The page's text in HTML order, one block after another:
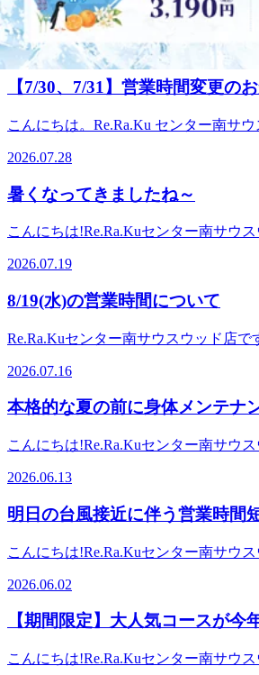
最近のブログ
【7/30、7/31】営業時間変更の
こんにちは。Re.Ra.Ku センター南サ
7/30(木)、7/31(金)はスタッフの体調不
惑をおかけしますが、ご理解賜ります
空き状況の確認と合わせてご利用くだ
来店を心よりお待ちしております。直
比較的空きがあります!※ご予約状況は
す。お気軽にお電話でお問い合わせく
ョンスタジオマッサージ・整体ファン
健康のための“予防”のボディケア始め
ター南駅センター北駅、あざみ野駅、
から徒歩1分!横浜市都筑区茅ケ崎中央6-
2026.07.28
暑くなってきましたね～
こんにちは!Re.Ra.Kuセンター南サウ
では常にエアコンつけっぱなしです～
す…）ただ身体が冷えると血行不良に
ったりと不調が出やすくなるのでうま
としてると身体も固まりますので適度
動かしてみてくださいね～～！本日も
フ一同心よりお待ちしております。直
祝が特に人気です!平日も埋まりやすい
比較的空きがあります!※ご予約状況は
す。お気軽にお電話でお問い合わせく
評!話題のオリジナル「肩甲骨ストレッ
≫最寄駅:横浜市営地下鉄ブルーライン/
吉駅からもアクセスしやすい!≪場所≫
ッド)3Fお気軽にご来店ください。
2026.07.19
8/19(水)の営業時間について
Re.Ra.Kuセンター南サウスウッド店で
下記の通りに変更させていただきます
～17:00皆様にご迷惑をおかけします
うお願い申し上げます。また、ご予約
い。明日以降のご来店をスタッフ一同
ます。直近の予約状況は、土日祝が特
予約状況は変わることがあります。お
合わせください。リラクゼーションス
体ファンにも気持ちいいと大好評!話題
ケア始めませんか?≪アクセス≫最寄駅:
み野駅、中山駅、仲町台駅、日吉駅か
茅ケ崎中央6-1Southwood(サウスウッ
2026.07.16
本格的な夏の前に身体メンテナ
こんにちは!Re.Ra.Kuセンター南サウ
が続くと思うので、今のうちから身体
えて過ごせるとよいですね♪最近は、
ところもあるし、室内外の温度差で身
くいといった不調につながることもあ
を感じる前からケアをすることがおス
過ごせるように、今から身体のケアを
日も皆様のご来店をスタッフ一同心よ
す。直近の予約状況は、土日祝が特に
りやすい時間帯はありますが比較的空
2026.06.13
明日の台風接近に伴う営業時間
こんにちは!Re.Ra.Kuセンター南サウ
響により豪雨や強い風が予想されるた
慮し明日6/3(水)の営業を12時からとさ
りました。また交通状況によってはさ
が、どうかご理解賜りますようお願い
2026.06.02
【期間限定】大人気コースが今
こんにちは!Re.Ra.Kuセンター南サウ